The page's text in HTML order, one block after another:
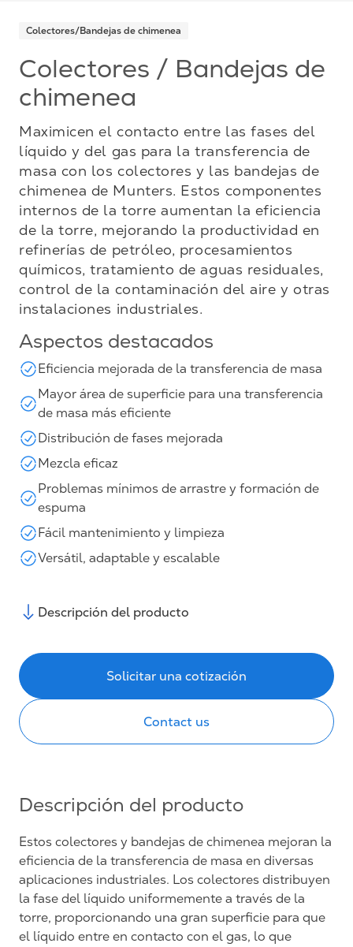
Colectores/Bandejas de chimenea
Colectores / Bandejas de
chimenea
Maximicen el contacto entre las fases del
líquido y del gas para la transferencia de
masa con los colectores y las bandejas de
chimenea de Munters. Estos componentes
internos de la torre aumentan la eficiencia
de la torre, mejorando la productividad en
refinerías de petróleo, procesamientos
químicos, tratamiento de aguas residuales,
control de la contaminación del aire y otras
instalaciones industriales.
Aspectos destacados
Eficiencia mejorada de la transferencia de masa
Mayor área de superficie para una transferencia
de masa más eficiente
Distribución de fases mejorada
Mezcla eficaz
Problemas mínimos de arrastre y formación de
espuma
Fácil mantenimiento y limpieza
Versátil, adaptable y escalable
Descripción del producto
Solicitar una cotización
Contact us
Descripción del producto
Estos colectores y bandejas de chimenea mejoran la
eficiencia de la transferencia de masa en diversas
aplicaciones industriales. Los colectores distribuyen
la fase del líquido uniformemente a través de la
torre, proporcionando una gran superficie para que
el líquido entre en contacto con el gas, lo que